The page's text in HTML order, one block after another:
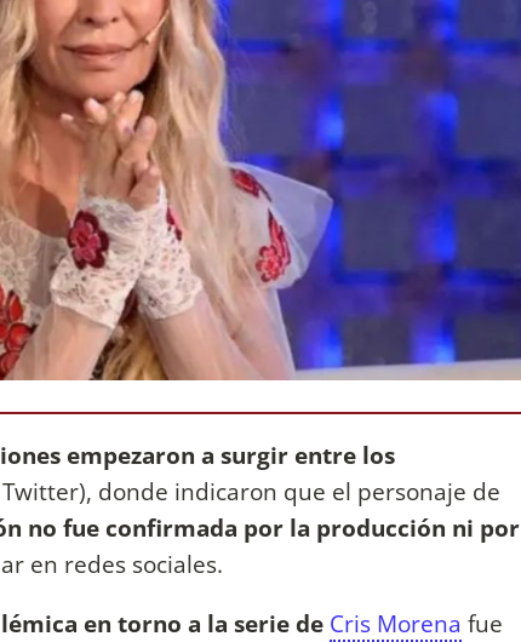
empezaron a surgir entre los
donde indicaron que el personaje de
no fue confirmada por la producción ni por
en redes sociales.
en torno a la serie de Cris Morena fue